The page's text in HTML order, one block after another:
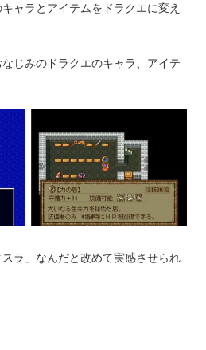
キャラとアイテムをドラクエに変え
じみのドラクエのキャラ、アイテ
ラ」なんだと改めて実感させられ